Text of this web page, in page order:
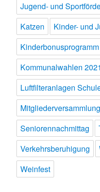
Jugend- und
Katzen
Kinder- und
Kinderbonusprogramm
Kommunalwahlen 2021
Luftfilteranlagen
Mitgliederversammlung
Seniorennachmittag
Verkehrsberuhigung
Weinfest